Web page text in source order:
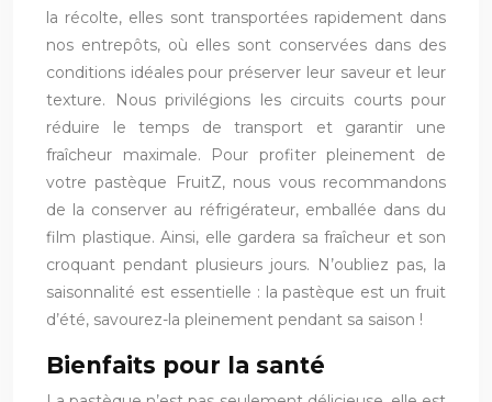
la récolte, elles sont transportées rapidement dans
nos entrepôts, où elles sont conservées dans des
conditions idéales pour préserver leur saveur et leur
texture. Nous privilégions les circuits courts pour
réduire le temps de transport et garantir une
fraîcheur maximale. Pour profiter pleinement de
votre pastèque FruitZ, nous vous recommandons
de la conserver au réfrigérateur, emballée dans du
film plastique. Ainsi, elle gardera sa fraîcheur et son
croquant pendant plusieurs jours. N’oubliez pas, la
saisonnalité est essentielle : la pastèque est un fruit
d’été, savourez-la pleinement pendant sa saison !
Bienfaits pour la santé